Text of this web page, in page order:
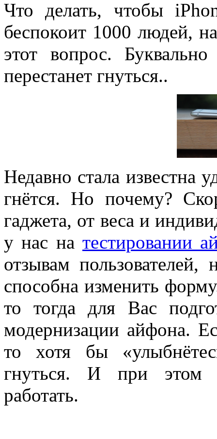
Что делать, чтобы
беспокоит 1000 людей,
этот вопрос.
перестанет гнуться..
Недавно стала известна
гнётся. Но почему?
гаджета, от веса и
у нас на тестировании
отзывам
способна изменить
то тогда для Вас
модернизации айфона.
то хотя бы
гнуться. И при этом
работать.